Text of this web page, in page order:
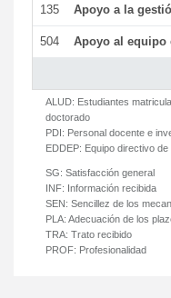
135 Apoyo a la
504 Apoyo al equipo
ALUD: Estudiantes
doctorado
PDI: Personal docente e
EDDEP: Equipo directivo
SG: Satisfacción general
INF: Información recibida
SEN: Sencillez de los
PLA: Adecuación de los
TRA: Trato recibido
PROF: Profesionalidad